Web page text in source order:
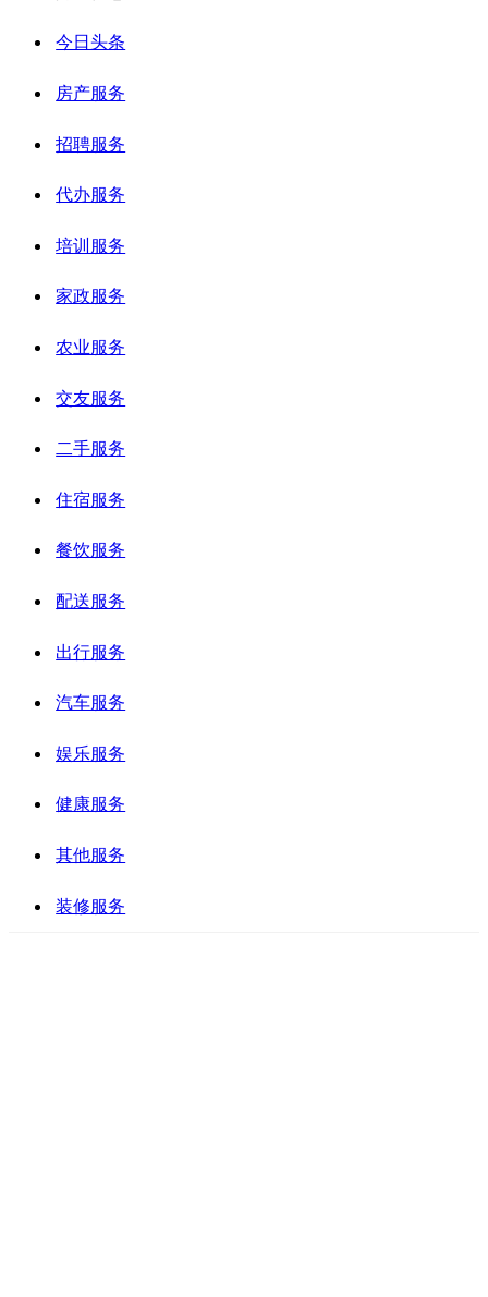
今日头条
房产服务
招聘服务
代办服务
培训服务
家政服务
农业服务
交友服务
二手服务
住宿服务
餐饮服务
配送服务
出行服务
汽车服务
娱乐服务
健康服务
其他服务
装修服务